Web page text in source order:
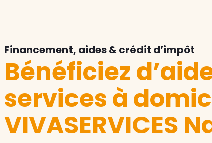
Financement, aides & crédit d’impôt
Bénéficiez
services à
VIVASERVICES